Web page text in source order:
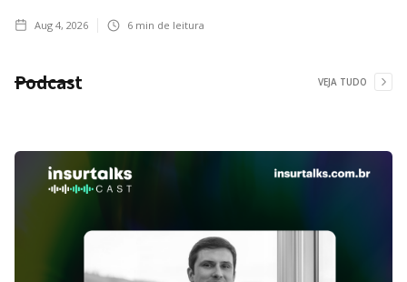
Aug 4, 2026 6 min de leitura
Podcast VEJA TUDO